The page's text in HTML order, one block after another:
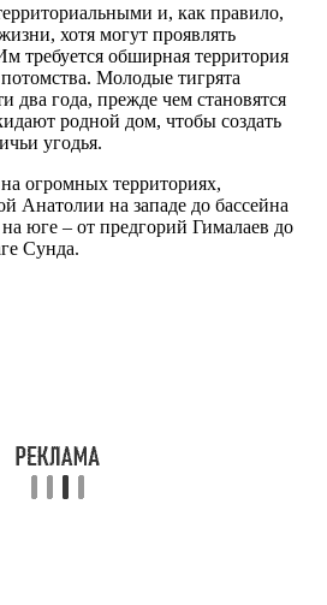
и, как правило,
хотя могут проявлять
требуется обширная территория
Молодые тигрята
два года, прежде чем становятся
родной дом, чтобы создать
угодья.
огромных территориях,
Анатолии на западе до бассейна
юге – от предгорий Гималаев до
Сунда.